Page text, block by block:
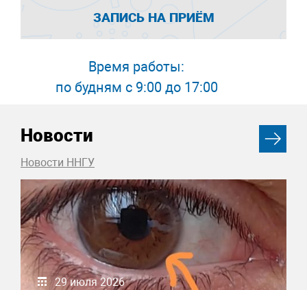
ЗАПИСЬ НА ПРИЁМ
Время работы:
по будням с 9:00 до 17:00
Новости
Новости ННГУ
29 июля 2026